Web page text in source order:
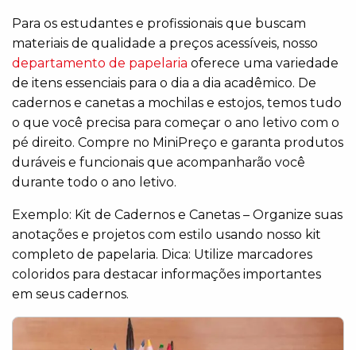
Para os estudantes e profissionais que buscam
materiais de qualidade a preços acessíveis, nosso
departamento de papelaria oferece uma variedade
de itens essenciais para o dia a dia acadêmico. De
cadernos e canetas a mochilas e estojos, temos tudo
o que você precisa para começar o ano letivo com o
pé direito. Compre no MiniPreço e garanta produtos
duráveis e funcionais que acompanharão você
durante todo o ano letivo.
Exemplo: Kit de Cadernos e Canetas – Organize suas
anotações e projetos com estilo usando nosso kit
completo de papelaria. Dica: Utilize marcadores
coloridos para destacar informações importantes
em seus cadernos.